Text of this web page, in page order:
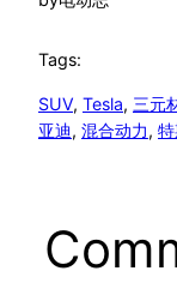
Tags:
SUV, Tesla, 三元
亚迪, 混合动力,